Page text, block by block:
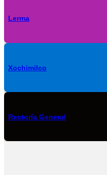
Lerma
Xochimilco
Rectoría General